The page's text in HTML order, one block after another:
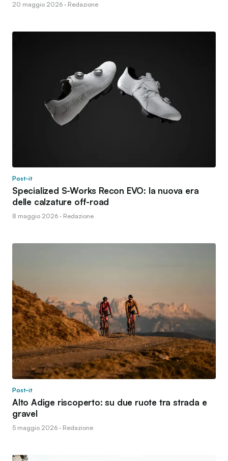
20 maggio 2026 · Redazione
Post-it
Specialized S-Works Recon EVO: la nuova era
delle calzature off-road
8 maggio 2026 · Redazione
Post-it
Alto Adige riscoperto: su due ruote tra strada e
gravel
5 maggio 2026 · Redazione